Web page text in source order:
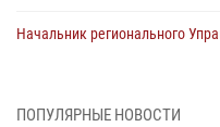
Начальник регионального
ПОПУЛЯРНЫЕ НОВОСТИ